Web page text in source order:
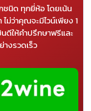
ชนิด ทุกยี่ห้อ โดยเน้น
ม่ว่าคุณจะมีไวน์เพียง 1
ดีให้คำปรึกษาฟรีและ
างรวดเร็ว